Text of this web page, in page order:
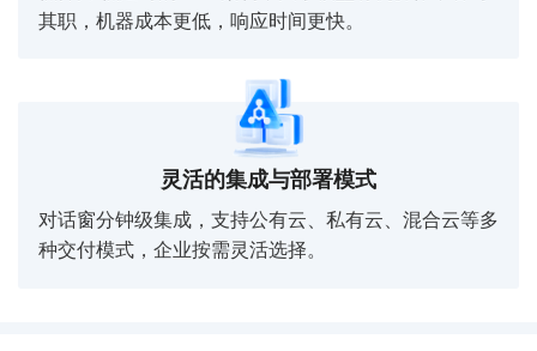
其职，机器成本更低，响应时间更快。
灵活的集成与部署模式
对话窗分钟级集成，支持公有云、私有云、混合云等多
种交付模式，企业按需灵活选择。